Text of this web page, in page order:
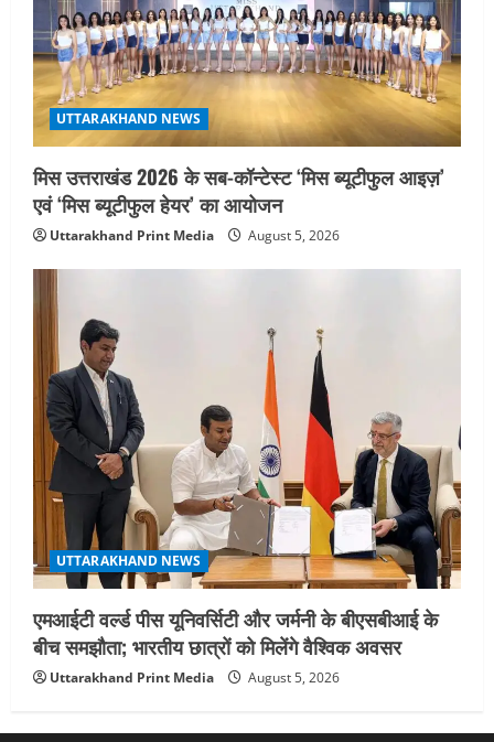
UTTARAKHAND NEWS
मिस उत्तराखंड 2026 के सब-कॉन्टेस्ट ‘मिस ब्यूटीफुल आइज़’
एवं ‘मिस ब्यूटीफुल हेयर’ का आयोजन
Uttarakhand Print Media August 5, 2026
UTTARAKHAND NEWS
एमआईटी वर्ल्ड पीस यूनिवर्सिटी और जर्मनी के बीएसबीआई के
बीच समझौता; भारतीय छात्रों को मिलेंगे वैश्विक अवसर
Uttarakhand Print Media August 5, 2026